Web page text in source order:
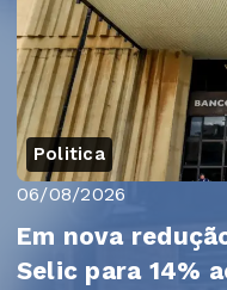
Politica
06/08/2026
Em nova
Selic para 14%